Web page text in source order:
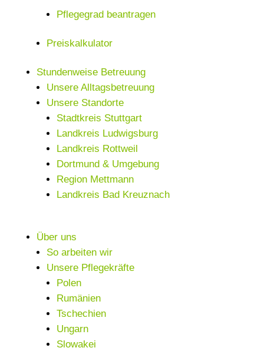
Pflegegrad beantragen
Preiskalkulator
Stundenweise Betreuung
Unsere Alltagsbetreuung
Unsere Standorte
Stadtkreis Stuttgart
Landkreis Ludwigsburg
Landkreis Rottweil
Dortmund & Umgebung
Region Mettmann
Landkreis Bad Kreuznach
Über uns
So arbeiten wir
Unsere Pflegekräfte
Polen
Rumänien
Tschechien
Ungarn
Slowakei